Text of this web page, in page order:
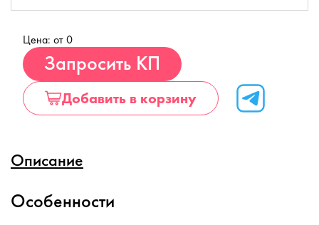
Цена: от 0
Запросить КП
Добавить в корзину
Описание
Особенности